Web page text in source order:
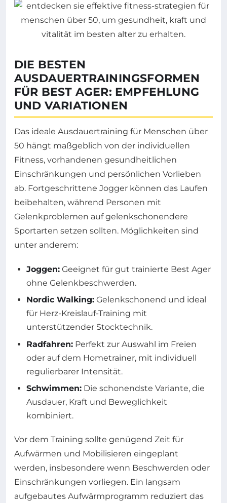
DIE BESTEN
AUSDAUERTRAININGSFORMEN
FÜR BEST AGER: EMPFEHLUNG
UND VARIATIONEN
Das ideale Ausdauertraining für Menschen über
50 hängt maßgeblich von der individuellen
Fitness, vorhandenen gesundheitlichen
Einschränkungen und persönlichen Vorlieben
ab. Fortgeschrittene Jogger können das Laufen
beibehalten, während Personen mit
Gelenkproblemen auf gelenkschonendere
Sportarten setzen sollten. Möglichkeiten sind
unter anderem:
Joggen: Geeignet für gut trainierte Best Ager
ohne Gelenkbeschwerden.
Nordic Walking: Gelenkschonend und ideal
für Herz-Kreislauf-Training mit
unterstützender Stocktechnik.
Radfahren: Perfekt zur Auswahl im Freien
oder auf dem Hometrainer, mit individuell
regulierbarer Intensität.
Schwimmen: Die schonendste Variante, die
Ausdauer, Kraft und Beweglichkeit
kombiniert.
Vor dem Training sollte genügend Zeit für
Aufwärmen und Mobilisieren eingeplant
werden, insbesondere wenn Beschwerden oder
Einschränkungen vorliegen. Ein langsam
aufgebautes Aufwärmprogramm reduziert das